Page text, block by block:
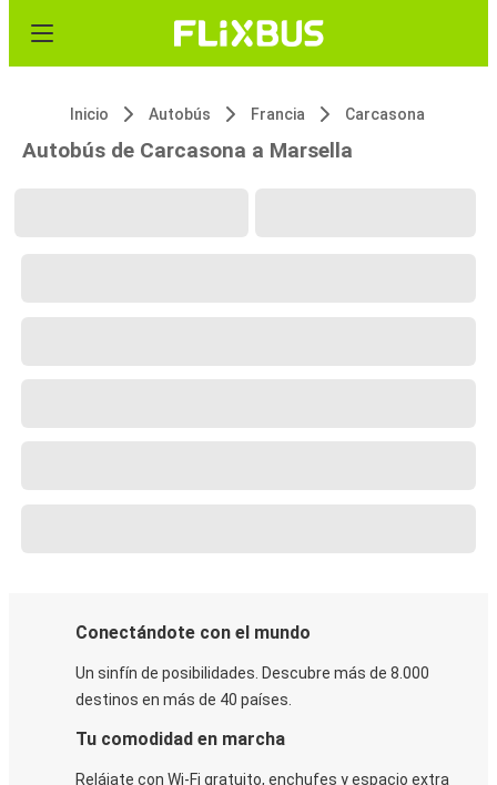
Inicio Autobús Francia Carcasona
Autobús de Carcasona a Marsella
Conectándote con el mundo
Un sinfín de posibilidades. Descubre más de 8.000
destinos en más de 40 países.
Tu comodidad en marcha
Relájate con Wi-Fi gratuito, enchufes y espacio extra